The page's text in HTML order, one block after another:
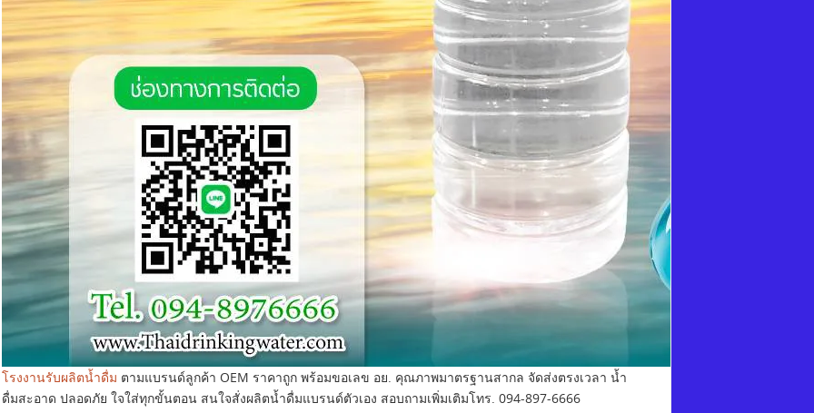
โรงงานรับผลิตน้ำดื่ม ตามแบรนด์ลูกค้า OEM ราคาถูก พร้อมขอเลข อย. คุณภาพมาตรฐานสากล จัดส่งตรงเวลา น้ำ
ดื่มสะอาด ปลอดภัย ใจใส่ทุกขั้นตอน สนใจสั่งผลิตน้ำดื่มแบรนด์ตัวเอง สอบถามเพิ่มเติมโทร. 094-897-6666